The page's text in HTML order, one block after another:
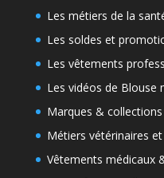
Les métiers de la
Les soldes et
Les vêtements
Les vidéos de Blouse
Marques & collections
Métiers vétérinaires
Vêtements médicaux